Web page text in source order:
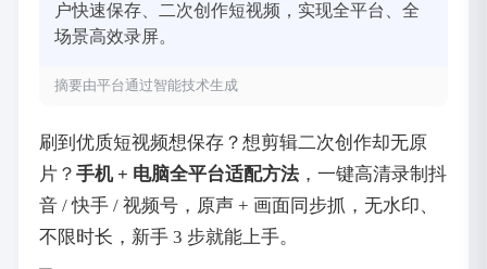
户快速保存、二次创作短视频，实现全平台、全
场景高效录屏。
摘要由平台通过智能技术生成
刷到优质短视频想保存？想剪辑二次创作却无原
片？ 手机 + 电脑全平台适配方法，一键高清录制抖
音 / 快手 / 视频号，原声 + 画面同步抓，无水印、
不限时长，新手 3 步就能上手。